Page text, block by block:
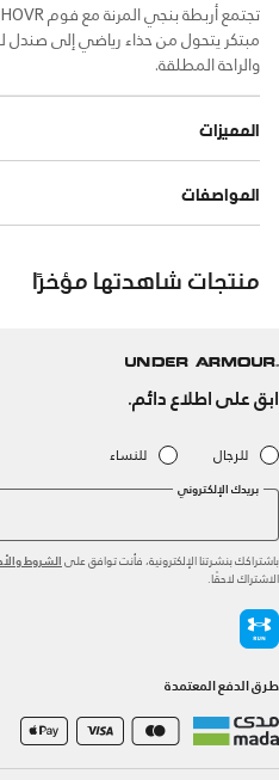
مبتكر يتحول من حذاء رياضي إلى صندل
والراحة المطلقة.
المميزات
المواصفات
منتجات شاهدتها مؤخرًا
ابق على اطلاع دائم.
للرجال للنساء
بريدك الإلكتروني
باشتراكك بنشرتنا الإلكترونية، فأنت توافق على الشروط
الاشتراك لاحقًا.
طرق الدفع المعتمدة